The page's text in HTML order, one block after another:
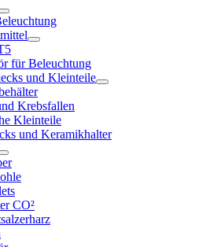
für Beleuchtung
und Kleinteile
Krebsfallen
Kleinteile
und Keramikhalter
CO²